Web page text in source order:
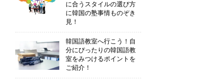
に合うスタイルの選び方
に韓国の塾事情ものぞき
見！
韓国語教室へ行こう！自
分にぴったりの韓国語教
室をみつけるポイントを
ご紹介！